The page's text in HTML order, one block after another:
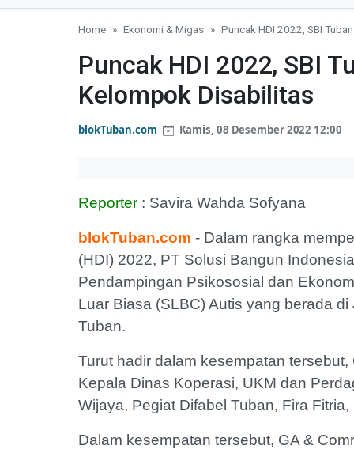
Home Ekonomi & Migas Puncak HDI 2022, SBI
Puncak HDI 2022, SBI
Kelompok Disabilitas
blokTuban.com Kamis, 08 Desember 2022 12:00
Reporter : Savira Wahda Sofyana
blokTuban.com - Dalam rangka
(HDI) 2022, PT Solusi Bangun
Pendampingan Psikososial dan
Luar Biasa (SLBC) Autis yang berada
Tuban.
Turut hadir dalam kesempatan
Kepala Dinas Koperasi, UKM dan
Wijaya, Pegiat Difabel Tuban, Fira
Dalam kesempatan tersebut, GA &